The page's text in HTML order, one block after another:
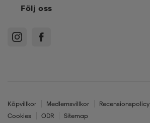
Följ oss
Köpvillkor Medlemsvillkor Recensionspolicy
Cookies
ODR Sitemap